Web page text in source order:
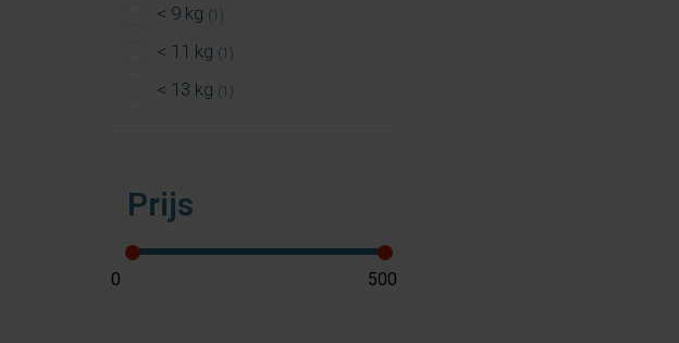
< 9 kg (1)
< 11 kg (1)
< 13 kg (1)
Prijs